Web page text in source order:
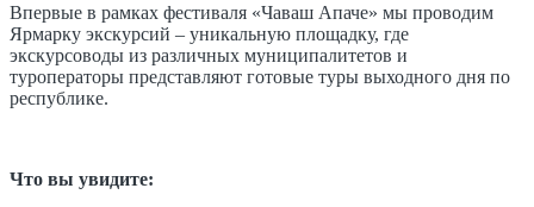
Впервые в рамках фестиваля «Чаваш Апаче» мы проводим
Ярмарку экскурсий – уникальную площадку, где
экскурсоводы из различных муниципалитетов и
туроператоры представляют готовые туры выходного дня по
республике.
Что вы увидите: